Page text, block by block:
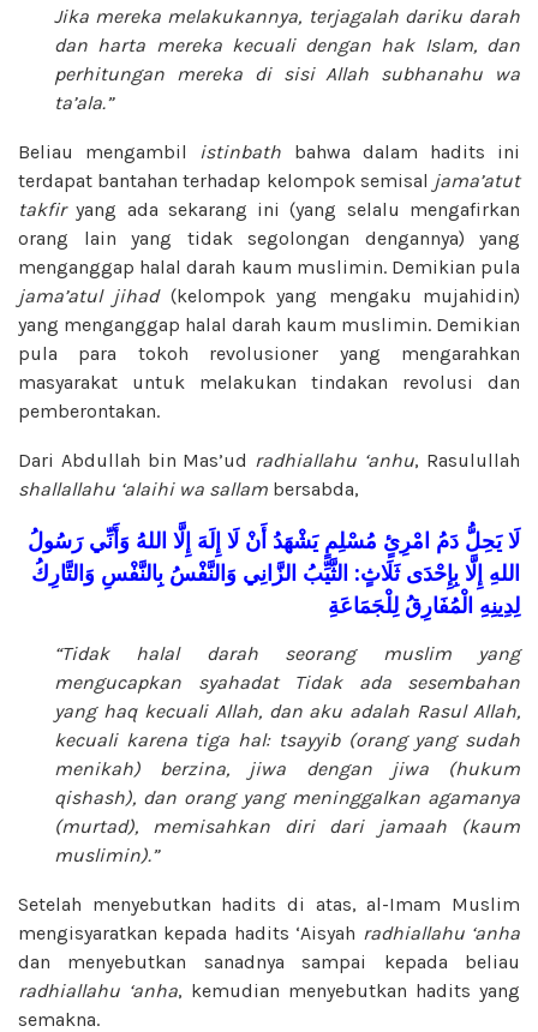
Jika mereka melakukannya, terjagalah dariku darah
dan harta mereka kecuali dengan hak Islam, dan
perhitungan mereka di sisi Allah subhanahu wa
ta’ala.”
Beliau mengambil istinbath bahwa dalam hadits ini
terdapat bantahan terhadap kelompok semisal jama’atut
takfiryang ada sekarang ini (yang selalu mengafirkan
orang lain yang tidak segolongan dengannya) yang
menganggap halal darah kaum muslimin. Demikian pula
jama’atul jihad (kelompok yang mengaku mujahidin)
yang menganggap halal darah kaum muslimin. Demikian
pula para tokoh revolusioner yang mengarahkan
masyarakat untuk melakukan tindakan revolusi dan
pemberontakan.
Dari Abdullah bin Mas’ud radhiallahu ‘anhu, Rasulullah
shallallahu ‘alaihi wa sallam bersabda,
لَا يَحِلُّ دَمُ امْرِئٍ مُسْلِمٍ يَشْهَدُ أَنْ لَا إِلَهَ إِلَّا اللهُ وَأَنِّي رَسُولُ
اللهِ إِلَّا بِإِحْدَى ثَلَاثٍ: الثَّيِّبُ الزَّانِي وَالنَّفْسُ بِالنَّفْسِ وَالتَّارِكُ
لِدِينِهِ الْمُفَارِقُ لِلْجَمَاعَةِ
“Tidak halal darah seorang muslim yang
mengucapkan syahadat Tidak ada sesembahan
yang haq kecuali Allah, dan aku adalah Rasul Allah,
kecuali karena tiga hal: tsayyib (orang yang sudah
menikah) berzina, jiwa dengan jiwa (hukum
qishash), dan orang yang meninggalkan agamanya
(murtad), memisahkan diri dari jamaah (kaum
muslimin).”
Setelah menyebutkan hadits di atas, al-Imam Muslim
mengisyaratkan kepada hadits ‘Aisyah radhiallahu ‘anha
dan menyebutkan sanadnya sampai kepada beliau
radhiallahu ‘anha, kemudian menyebutkan hadits yang
semakna.